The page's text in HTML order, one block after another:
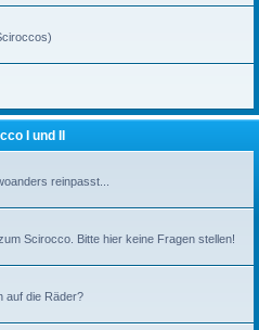
I und II
reinpasst...
Scirocco. Bitte hier keine Fragen stellen!
auf die Räder?